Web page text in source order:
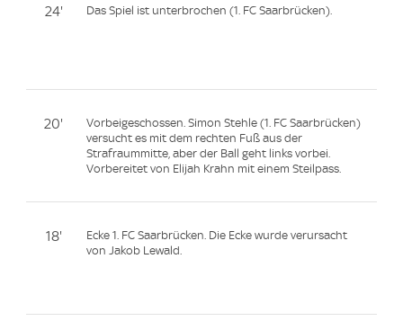
24' Das Spiel ist unterbrochen (1. FC Saarbrücken).
20'
Vorbeigeschossen. Simon Stehle (1. FC Saarbrücken)
versucht es mit dem rechten Fuß aus der
Strafraummitte, aber der Ball geht links vorbei.
Vorbereitet von Elijah Krahn mit einem Steilpass.
18'
Ecke 1. FC Saarbrücken. Die Ecke wurde verursacht
von Jakob Lewald.